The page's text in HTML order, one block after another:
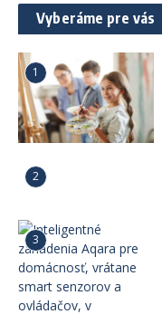
Vyberáme pre vás
1
2
3